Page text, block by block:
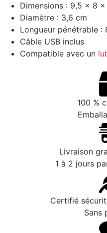
Dimensions : 9,5 x 8
Diamètre : 3,6 cm
Longueur pénétrable :
Câble USB inclus
Compatible avec un
100 %
Livraison
1 à 2 jours
Certifié
Sans